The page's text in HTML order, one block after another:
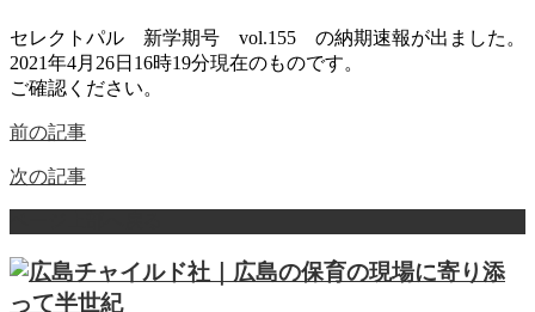
セレクトパル 新学期号 vol.155 の納期速報が出ました。
2021年4月26日16時19分現在のものです。
ご確認ください。
前の記事
次の記事